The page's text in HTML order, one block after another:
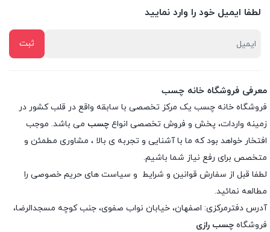
لطفا ایمیل خود را وارد نمایید
معرفی فروشگاه خانه چسب
فروشگاه خانه چسب یک مرکز تخصصی با سابقه واقع در قلب کشور در
زمینه واردات، پخش و فروش تخصصی انواع چسب می باشد. موجب
افتخار خواهد بود که ما با آشنایی و تجربه ی بالا ، مشاوری مطمئن و
متخصص برای رفع نیاز شما باشیم.
لطفا قبل از سفارش قوانین و شرایط و سیاست های حریم خصوصی را
مطالعه نمائید.
آدرس دفترمرکزی: اصفهان، خیابان نواب صفوی، جنب کوچه مسجدالرضا،
فروشگاه چسب رازی